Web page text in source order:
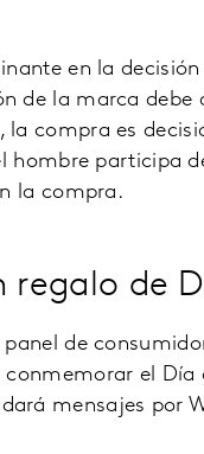
en la
de la marca debe
la compra es
hombre participa
la compra.
regalo de
de
el Día
mensajes por